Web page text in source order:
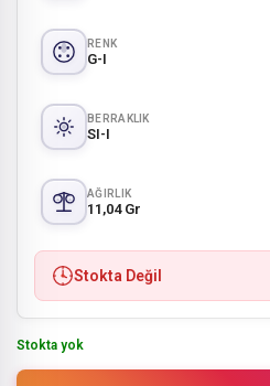
RENK
G-I
BERRAKLIK
SI-I
AĞIRLIK
11,04 Gr
Stokta Değil
Stokta yok